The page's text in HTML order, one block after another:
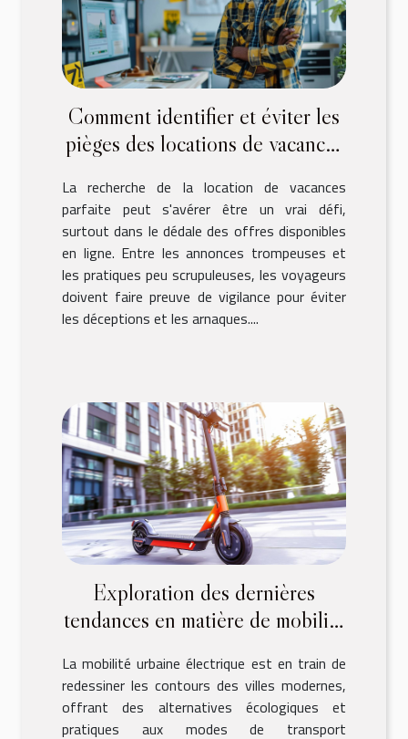
Comment identifier et éviter les
pièges des locations de vacances
La recherche de la location de vacances
parfaite peut s'avérer être un vrai défi,
surtout dans le dédale des offres disponibles
en ligne. Entre les annonces trompeuses et
les pratiques peu scrupuleuses, les voyageurs
doivent faire preuve de vigilance pour éviter
les déceptions et les arnaques....
Exploration des dernières
tendances en matière de mobilité
La mobilité urbaine électrique est en train de
redessiner les contours des villes modernes,
offrant des alternatives écologiques et
pratiques aux modes de transport